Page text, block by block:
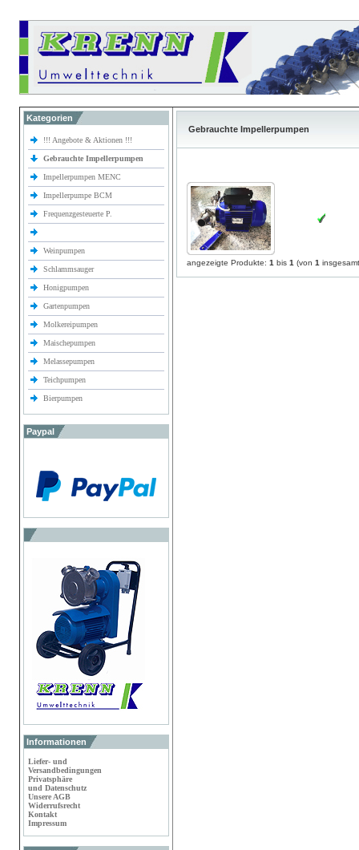
Kategorien
!!! Angebote & Aktionen !!!
Gebrauchte Impellerpumpen
Impellerpumpen MENC
Impellerpumpe BCM
Frequenzgesteuerte P.
Weinpumpen
Schlammsauger
Honigpumpen
Gartenpumpen
Molkereipumpen
Maischepumpen
Melassepumpen
Teichpumpen
Bierpumpen
Paypal
Informationen
Liefer- und
Versandbedingungen
Privatsphäre
und Datenschutz
Unsere AGB
Widerrufsrecht
Kontakt
Impressum
Gebrauchte Impellerpumpen
angezeigte Produkte: 1 bis 1 (von 1